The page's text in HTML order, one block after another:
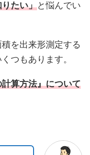
たい」と悩んでい
を出来形測定する
つもあります。
算方法』について